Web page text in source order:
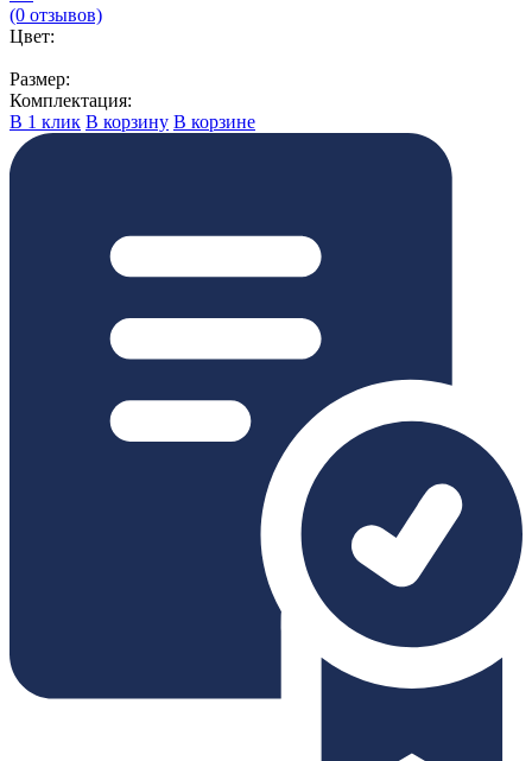
(0 отзывов)
Цвет:
Размер:
Комплектация:
В 1 клик В корзину В корзине